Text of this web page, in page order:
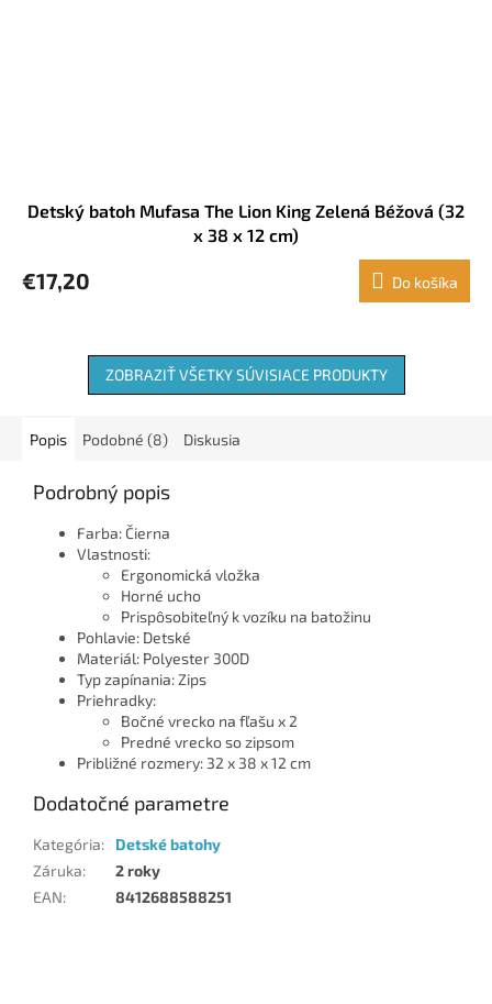
Detský batoh Mufasa The Lion King Zelená Béžová (32
x 38 x 12 cm)
€17,20 Do košíka
ZOBRAZIŤ VŠETKY SÚVISIACE PRODUKTY
Popis Podobné (8) Diskusia
Podrobný popis
Farba: Čierna
Vlastnosti:
Ergonomická vložka
Horné ucho
Prispôsobiteľný k vozíku na batožinu
Pohlavie: Detské
Materiál: Polyester 300D
Typ zapínania: Zips
Priehradky:
Bočné vrecko na fľašu x 2
Predné vrecko so zipsom
Približné rozmery: 32 x 38 x 12 cm
Dodatočné parametre
Kategória:
Detské batohy
Záruka:
2 roky
EAN: 8412688588251